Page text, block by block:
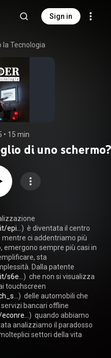
Sign in
la Tecnologia
• 15 min
di uno schermo?
epi... )  è diventata il centro
mentre ci addentriamo più
sempre più casi in
sta
Dalla patente
s6e... )  che non si visualizza
touchscreen
)  delle automobili che
bancari offline
)  quando abbiamo
analizziamo il paradosso
settori della vita